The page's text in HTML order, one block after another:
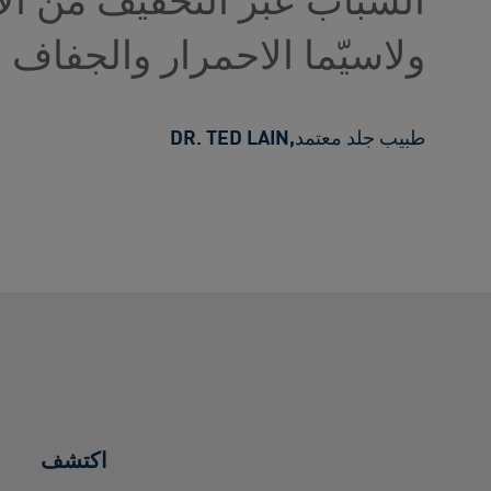
ولاسيّما الاحمرار والجفاف
طبيب جلد معتمد,
DR. TED LAIN
اكتشف